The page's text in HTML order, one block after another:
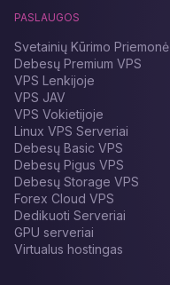
PASLAUGOS
Svetainių Kūrimo Priemonė
Debesų Premium VPS
VPS Lenkijoje
VPS JAV
VPS Vokietijoje
Linux VPS Serveriai
Debesų Basic VPS
Debesų Pigus VPS
Debesų Storage VPS
Forex Cloud VPS
Dedikuoti Serveriai
GPU serveriai
Virtualus hostingas